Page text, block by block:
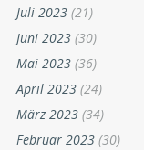
Juli 2023 (21)
Juni 2023 (30)
Mai 2023 (36)
April 2023 (24)
März 2023 (34)
Februar 2023 (30)